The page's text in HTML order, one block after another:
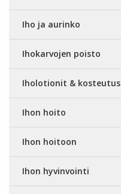
Iho ja aurinko
Ihokarvojen poisto
Iholotionit & kosteutus
Ihon hoito
Ihon hoitoon
Ihon hyvinvointi